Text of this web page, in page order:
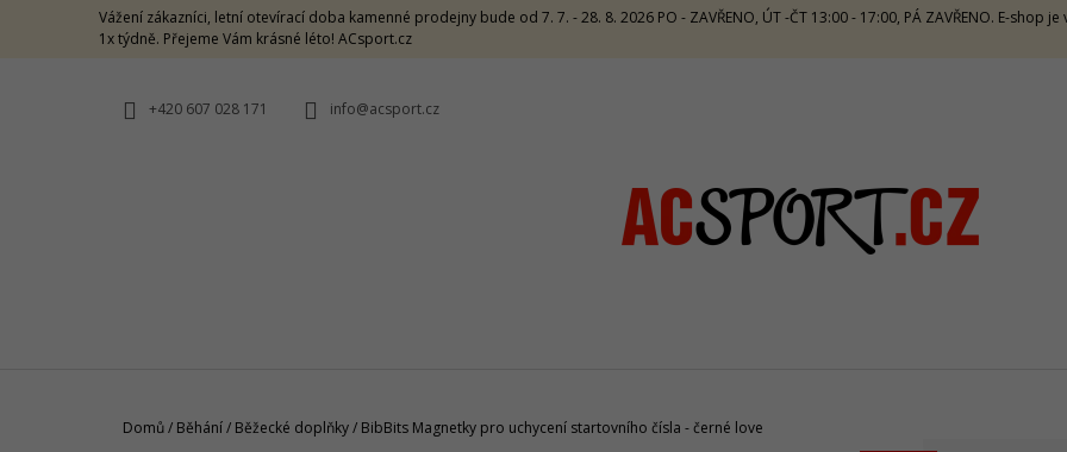
Vážení zákazníci, letní otevírací doba kamenné prodejny bude od 7. 7. - 28. 8. 2026 PO - ZAVŘENO, ÚT -ČT 13:00 - 17:00, PÁ ZAVŘENO. E-
1x týdně. Přejeme Vám krásné léto! ACsport.cz
+420 607 028 171 info@acsport.cz
Domů/ Běhání/ Běžecké doplňky/ BibBits Magnetky pro uchycení startovního čísla - černé love
ZPĚT
ZPĚT
HLEDAT